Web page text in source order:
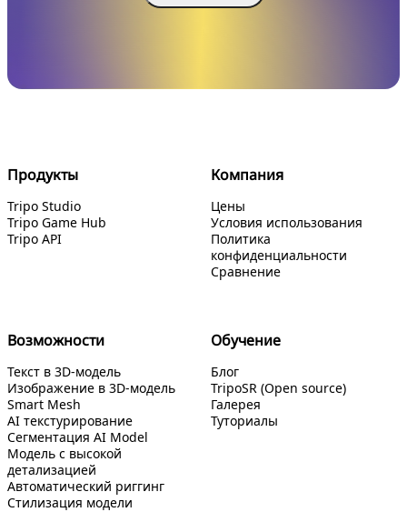
Продукты
Tripo Studio
Tripo Game Hub
Tripo API
Компания
Цены
Условия использования
Политика
конфиденциальности
Сравнение
Возможности
Текст в 3D-модель
Изображение в 3D-модель
Smart Mesh
AI текстурирование
Сегментация AI Model
Модель с высокой
детализацией
Автоматический риггинг
Стилизация модели
Обучение
Блог
TripoSR (Open source)
Галерея
Туториалы